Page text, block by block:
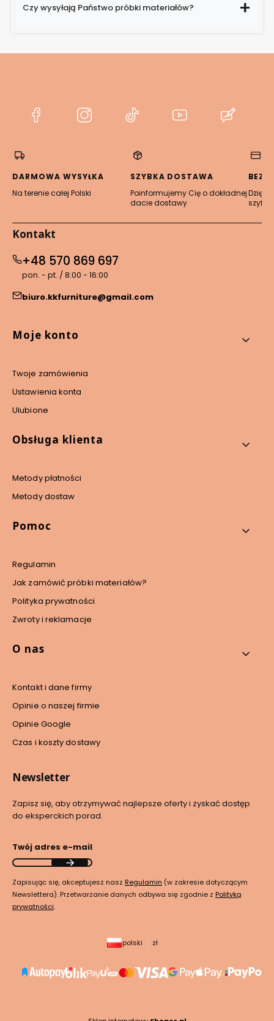
Czy wysyłają Państwo próbki materiałów?
(Otwiera (Otwiera
(Otwiera
nowej
(Otwiera
nowej
DARMOWA WYSYŁKA
Na terenie całej Polski
SZYBKA DOSTAWA
Poinformujemy Cię o dokładnej
dacie dostawy
Dzięki
Kontakt
+48 570 869 697
pon. - pt. / 8:00 - 16:00
biuro.kkfurniture@gmail.com
Linki w stopce
Moje konto
Twoje zamówienia
Ustawienia konta
Ulubione
Obsługa klienta
Metody płatności
Metody dostaw
Pomoc
Regulamin
Jak zamówić próbki materiałów?
Polityka prywatności
Zwroty i reklamacje
O nas
Kontakt i dane firmy
Opinie o naszej firmie
Opinie Google
Czas i koszty dostawy
Newsletter
Zapisz się, aby otrzymywać najlepsze oferty i zyskać dostęp
do eksperckich porad.
Twój adres e-mail
Zapisując się, akceptujesz nasz Regulamin (w zakresie dotyczącym
Newslettera). Przetwarzanie danych odbywa się zgodnie z Polityką
prywatności.
polski zł